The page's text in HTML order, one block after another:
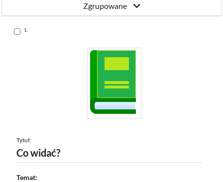
Zgrupowane
Skocz
do
1.
Tytuł:
Co widać?
Temat: